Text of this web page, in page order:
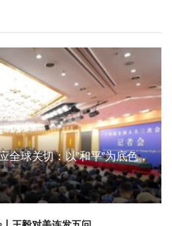
全球关切：以”和平”为底色，